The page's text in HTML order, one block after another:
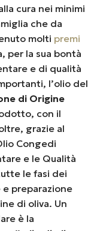
cura nei minimi
che da
molti premi
per la sua bontà
e di qualità
l’olio del
di Origine
con il
grazie al
Congedi
e le Qualità
le fasi dei
preparazione
di oliva. Un
è la